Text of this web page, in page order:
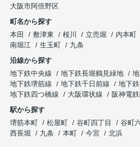
大阪市阿倍野区
町名から探す
本田
敷津東 桜川 立売堀 内本町
南堀江
生玉町
九条
沿線から探す
地下鉄中央線
地下鉄長堀鶴見緑地
地下鉄堺筋線
地下鉄千日前線
地下
地下鉄四つ橋線
大阪環状線 阪神電
駅から探す
堺筋本町
松屋町 谷町四丁目 谷町
西長堀
九条 本町 今宮 北浜